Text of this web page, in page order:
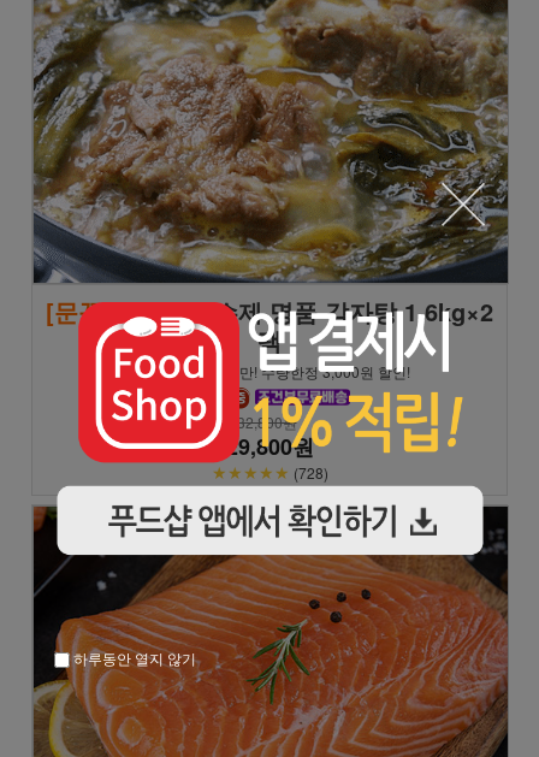
[문꼼꼼]모녀진 수제 명품 감자탕 1.6kg×2
팩
★8/9 일요일까지만! 수량한정 3,000원 할인!
32,800원
29,800원
★★★★★ (728)
하루동안 열지 않기